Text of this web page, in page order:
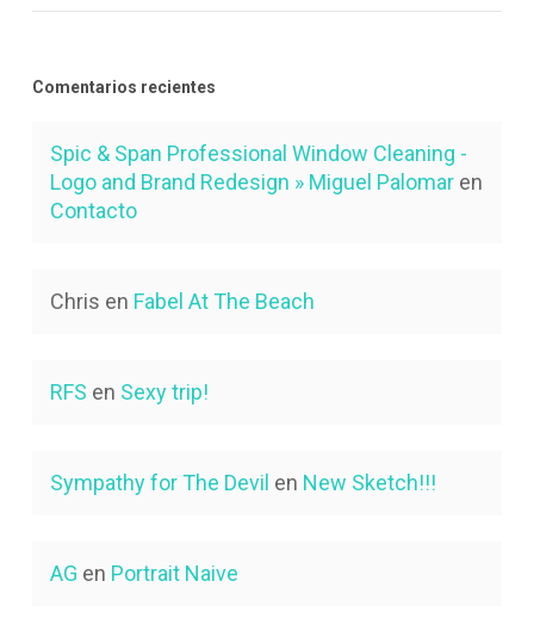
Comentarios recientes
Spic & Span Professional Window Cleaning -
Logo and Brand Redesign » Miguel Palomaren
Contacto
Chris en Fabel At The Beach
RFS en Sexy trip!
Sympathy for The Devil en New Sketch!!!
AG en Portrait Naive